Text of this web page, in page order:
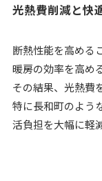
光熱費削減と快
断熱性能を高める
暖房の効率を高め
その結果、光熱費
特に長和町のよう
活負担を大幅に軽